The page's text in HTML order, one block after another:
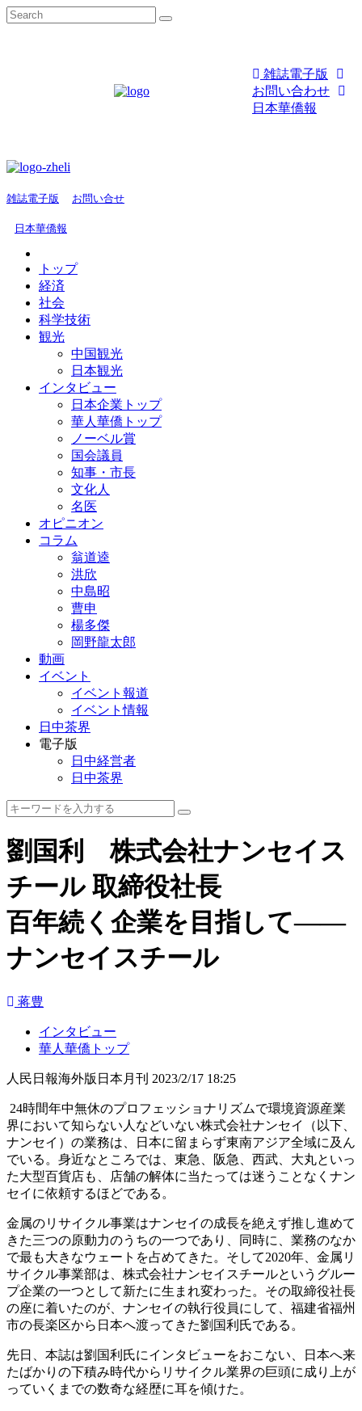
雑誌電子版
お問い合わせ
日本華僑報
雑誌電子版 お問い合せ
日本華僑報
トップ
経済
社会
科学技術
観光
中国観光
日本観光
インタビュー
日本企業トップ
華人華僑トップ
ノーベル賞
国会議員
知事・市長
文化人
名医
オピニオン
コラム
翁道逵
洪欣
中島昭
曹申
楊多傑
岡野龍太郎
動画
イベント
イベント報道
イベント情報
日中茶界
電子版
日中経営者
日中茶界
劉国利 株式会社ナンセイス
チール 取締役社長
百年続く企業を目指して――
ナンセイスチール
蒋豊
インタビュー
華人華僑トップ
人民日報海外版日本月刊 2023/2/17 18:25
24時間年中無休のプロフェッショナリズムで環境資源産業
界において知らない人などいない株式会社ナンセイ（以下、
ナンセイ）の業務は、日本に留まらず東南アジア全域に及ん
でいる。身近なところでは、東急、阪急、西武、大丸といっ
た大型百貨店も、店舗の解体に当たっては迷うことなくナン
セイに依頼するほどである。
金属のリサイクル事業はナンセイの成長を絶えず推し進めて
きた三つの原動力のうちの一つであり、同時に、業務のなか
で最も大きなウェートを占めてきた。そして2020年、金属リ
サイクル事業部は、株式会社ナンセイスチールというグルー
プ企業の一つとして新たに生まれ変わった。その取締役社長
の座に着いたのが、ナンセイの執行役員にして、福建省福州
市の長楽区から日本へ渡ってきた劉国利氏である。
先日、本誌は劉国利氏にインタビューをおこない、日本へ来
たばかりの下積み時代からリサイクル業界の巨頭に成り上が
っていくまでの数奇な経歴に耳を傾けた。